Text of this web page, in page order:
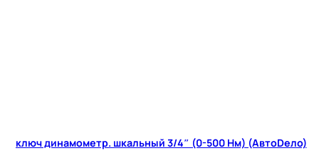
ключ динамометр. шкальный 3/4″ (0-500 Нм) (АвтоDело)